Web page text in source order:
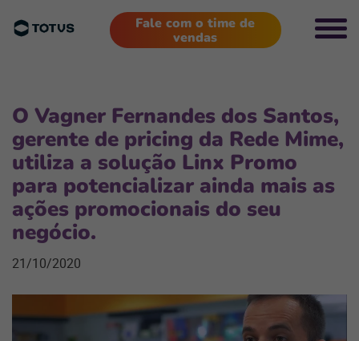
Fale com o time de
vendas
O Vagner Fernandes dos Santos,
gerente de pricing da Rede Mime,
utiliza a solução Linx Promo
para potencializar ainda mais as
ações promocionais do seu
negócio.
21/10/2020